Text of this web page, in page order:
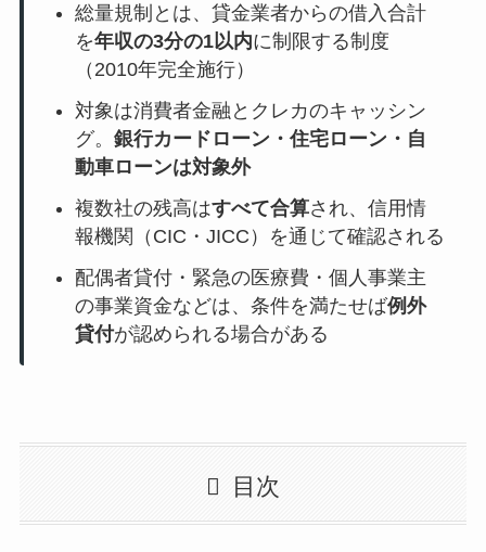
総量規制とは、貸金業者からの借入合計
を年収の3分の1以内に制限する制度
（2010年完全施行）
対象は消費者金融とクレカのキャッシン
グ。 銀行カードローン・住宅ローン・自
動車ローンは対象外
複数社の残高はすべて合算され、信用情
報機関（CIC・JICC）を通じて確認される
配偶者貸付・緊急の医療費・個人事業主
の事業資金などは、条件を満たせば例外
貸付が認められる場合がある
目次